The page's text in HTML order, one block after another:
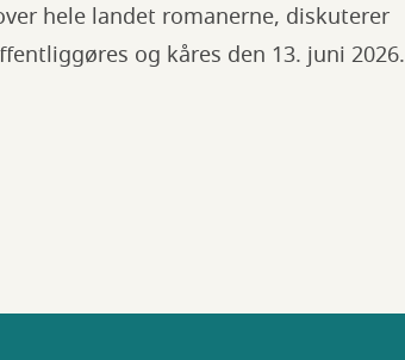
hele landet romanerne, diskuterer
og kåres den 13. juni 2026.